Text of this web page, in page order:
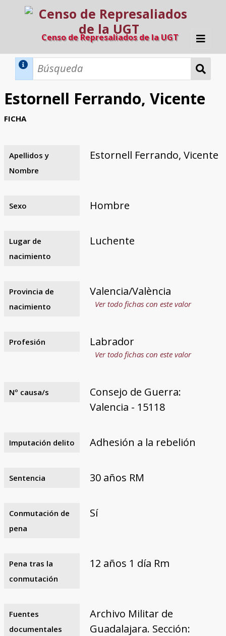
Censo de Represaliados de la UGT
Inicio
Razones y objetivos
El equipo
Colaboradores
Fuentes documentales
Estornell Ferrando, Vicente
FICHA
Apellidos y
Nombre
Estornell Ferrando, Vicente
Sexo Hombre
Lugar de
nacimiento
Luchente
Provincia de
nacimiento
Valencia/València
Ver todo fichas con este valor
Profesión Labrador
Ver todo fichas con este valor
Nº causa/s
Consejo de Guerra:
Valencia - 15118
Imputación delito Adhesión a la rebelión
Sentencia 30 años RM
Conmutación de
pena
Sí
Pena tras la
conmutación
12 años 1 día Rm
Fuentes
documentales
Archivo Militar de
Guadalajara. Sección: